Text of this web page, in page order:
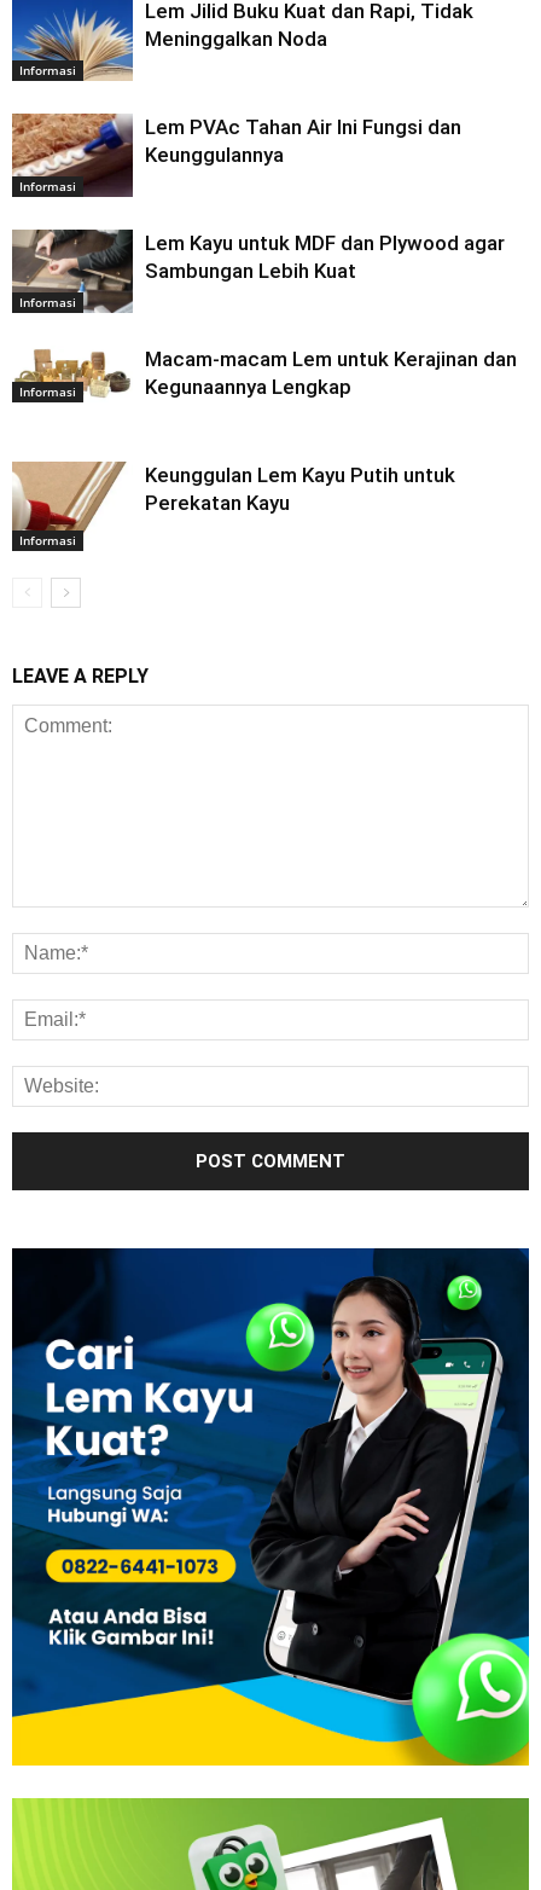
Informasi
Lem Jilid Buku Kuat dan Rapi, Tidak
Meninggalkan Noda
Informasi
Lem PVAc Tahan Air Ini Fungsi dan
Keunggulannya
Informasi
Lem Kayu untuk MDF dan Plywood agar
Sambungan Lebih Kuat
Informasi
Macam-macam Lem untuk Kerajinan dan
Kegunaannya Lengkap
Informasi
Keunggulan Lem Kayu Putih untuk
Perekatan Kayu
LEAVE A REPLY